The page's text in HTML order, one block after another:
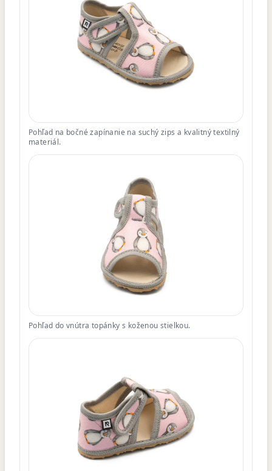
Pohľad na bočné zapínanie na suchý zips a kvalitný textilný
materiál.
Pohľad do vnútra topánky s koženou stielkou.